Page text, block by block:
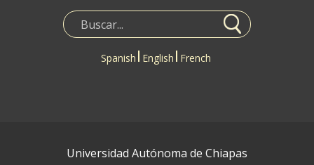
Spanish English French
Universidad Autónoma de Chiapas